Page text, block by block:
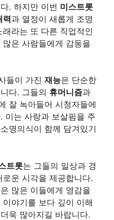
. 하지만 이번 미스트롯
력과 열정이 새롭게 조명
라는 또 다른 직업적인
은 사람들에게 감동을
들이 가진 재능은 단순한
다. 그들의 휴머니즘과
잘 녹아들어 시청자들에
이는 사랑과 보살핌을 주
명의식이 함께 담겨있기
트롯는 그들의 일상과 경
운 시각을 제공합니다.
많은 이들에게 영감을
야기를 보다 깊이 이해
욱 많아지길 바랍니다.